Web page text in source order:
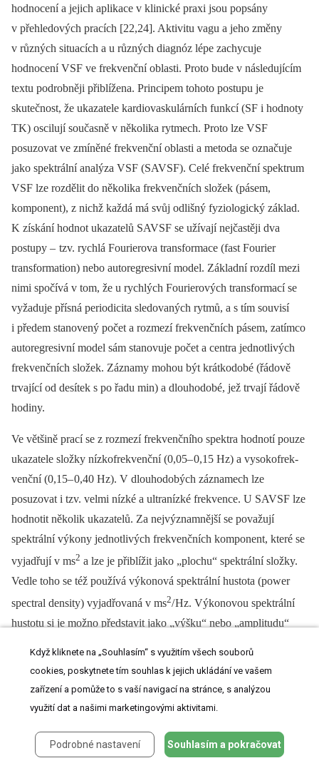
hodnocení a jejich aplikace v klinické praxi jsou popsány
v přehledových pracích [22,24]. Aktivitu vagu a jeho změny
v různých situacích a u různých dia­gnóz lépe zachycuje
hodnocení VSF ve frek­venční oblasti. Proto bude v následujícím
textu podrobněji přiblížena. Principem tohoto postupu je
skutečnost, že ukazatele kardiovaskulárních funkcí (SF i hodnoty
TK) oscilují současně v několika rytmech. Proto lze VSF
posuzovat ve zmíněné frekvenční oblasti a metoda se označuje
jako spektrální analýza VSF (SAVSF). Celé frekvenční spekt­rum
VSF lze rozdělit do několika frekvenčních složek (pásem,
komponent), z nichž každá má svůj odlišný fyziologický základ.
K získání hodnot ukazatelů SAVSF se užívají nejčastěji dva
postupy – tzv. rychlá Fourierova transformace (fast Fourier
transformation) nebo autoregresivní model. Základní rozdíl mezi
nimi spočívá v tom, že u rychlých Fourierových transformací se
vyžaduje přísná periodicita sledovaných rytmů, a s tím souvisí
i předem stanovený počet a rozmezí frekvenčních pásem, zatímco
autoregresivní model sám stanovuje počet a centra jednotlivých
frekvenčních složek. Záznamy mohou být krátkodobé (řádově
trvající od desítek s po řadu min) a dlouhodobé, jež trvají řádově
hodiny.
Ve většině prací se z rozmezí frekvenčního spektra hodnotí pouze
ukazatele složky nízkofrekvenční (0,05–0,15 Hz) a vysokofrek­
venční (0,15–0,40 Hz). V dlouhodobých záznamech lze
posuzovat i tzv. velmi nízké a ultranízké frekvence. U SAVSF lze
hodnotit několik ukazatelů. Za nejvýznamnější se považují
spektrální výkony jednotlivých frek­venčních komponent, které se
vyjadřují v ms2 a lze je přiblížit jako „plochu“ spektrální složky.
Vedle toho se též používá výkonová spektrální hustota (power
spectral density) vyjadřovaná v ms2/Hz. Výkonovou spekt­rální
hustotu si je možno představit jako „výšku“ nebo „amplitudu“
v tzv. normalizovaných jednotkách) a poměry jejich spektrálních
výkonů. Autonomní reaktivita se registruje nejlépe v situacích,
hodnocení SAVSF se proto používá např. zkouška leh-stoj-leh
Když kliknete na „Souhlasím“ s využitím všech souborů
cookies, poskytnete tím souhlas k jejich ukládání ve vašem
zařízení a pomůže to s vaší navigací na stránce, s analýzou
využití dat a našimi marketingovými aktivitami.
Podrobné nastavení Souhlasím a pokračovat